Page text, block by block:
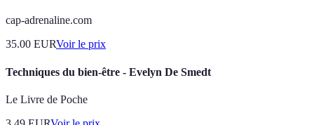
cap-adrenaline.com
35.00 EURVoir le prix
Techniques du bien-être - Evelyn De Smedt
Le Livre de Poche